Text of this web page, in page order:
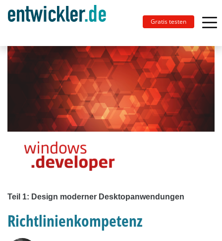
Gratis testen
Teil 1: Design moderner Desktopanwendungen
Richtlinien­kompetenz